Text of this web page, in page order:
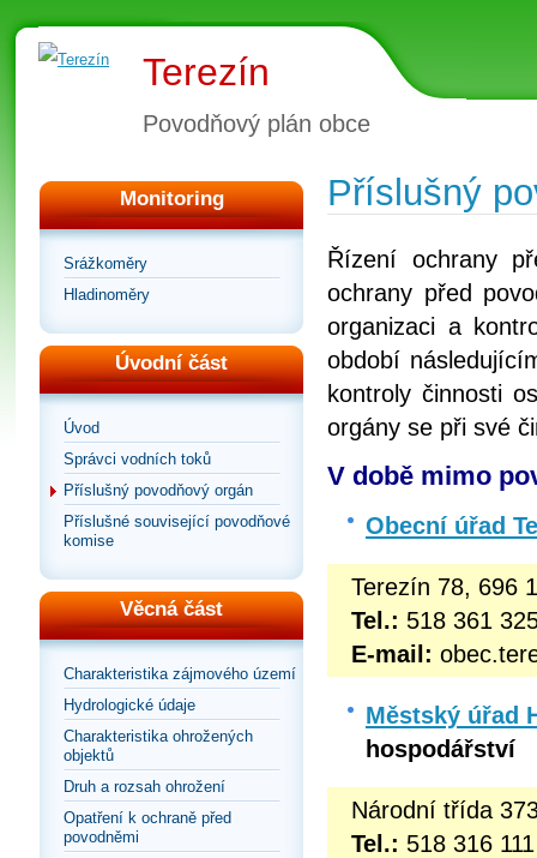
Terezín
Povodňový plán obce
Monitoring
Srážkoměry
Hladinoměry
Úvodní část
Úvod
Správci vodních toků
Příslušný povodňový orgán
Příslušné související povodňové
komise
Věcná část
Charakteristika zájmového území
Hydrologické údaje
Charakteristika ohrožených
objektů
Druh a rozsah ohrožení
Opatření k ochraně před
povodněmi
Příslušný
Řízení ochrany
ochrany před
organizaci a
období
kontroly činnosti
orgány se při své
V době mimo
Obecní úřad
Terezín 78, 696
Tel.: 518 361
E-mail:
Městský úřad
hospodářství
Národní třída
Tel.: 518 316 111